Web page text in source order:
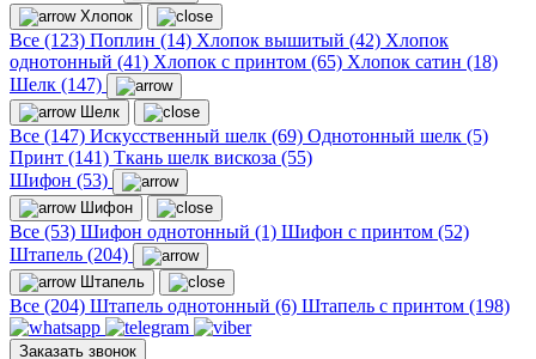
Хлопок
Все (123) Поплин (14) Хлопок вышитый (42) Хлопок
однотонный (41) Хлопок с принтом (65) Хлопок сатин (18)
Шелк (147)
Шелк
Все (147) Искусственный шелк (69) Однотонный шелк (5)
Принт (141) Ткань шелк вискоза (55)
Шифон (53)
Шифон
Все (53) Шифон однотонный (1) Шифон с принтом (52)
Штапель (204)
Штапель
Все (204) Штапель однотонный (6) Штапель с принтом (198)
Заказать звонок